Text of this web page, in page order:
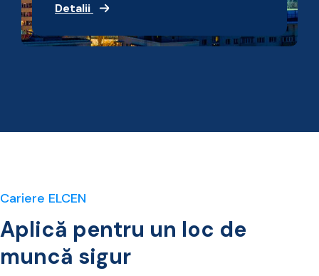
Detalii
Cariere ELCEN
Aplică pentru un loc de
muncă sigur